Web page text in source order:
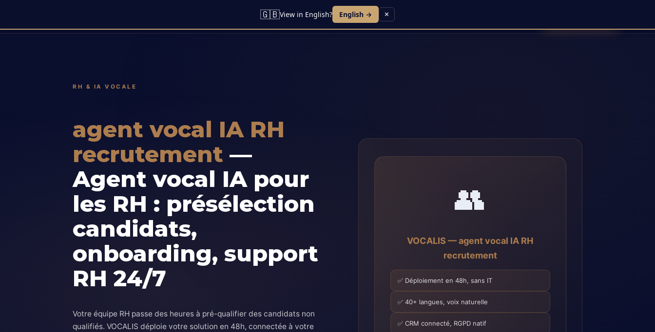
RH & IA VOCALE
agent vocal IA RH
recrutement —
Agent vocal IA pour
les RH : présélection
candidats,
onboarding, support
RH 24/7
Votre équipe RH passe des heures à pré-qualifier des candidats non
qualifiés. VOCALIS déploie votre solution en 48h, connectée à votre
👥
VOCALIS — agent vocal IA RH
recrutement
✅ Déploiement en 48h, sans IT
✅ 40+ langues, voix naturelle
✅ CRM connecté, RGPD natif
🇬🇧View in English? English → ✕